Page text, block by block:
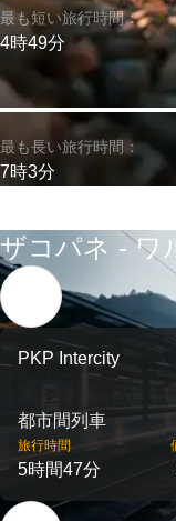
最も短い旅行時間：
4時49分
最も長い旅行時間：
7時3分
ザコパネ - ワ
PKP Intercity
都市間列車
旅行時間
5時間47分